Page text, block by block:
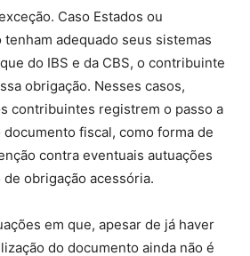
Caso Estados ou
adequado seus sistemas
do IBS e da CBS, o contribuinte
obrigação. Nesses casos,
contribuintes registrem o passo a
documento fiscal, como forma de
contra eventuais autuações
obrigação acessória.
em que, apesar de já haver
do documento ainda não é